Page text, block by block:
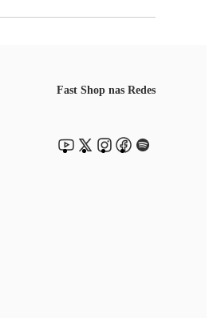
Fast Shop nas Redes